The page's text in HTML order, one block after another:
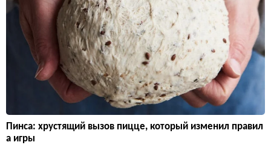
Пинса: хрустящий вызов пицце, который изменил правил
а игры